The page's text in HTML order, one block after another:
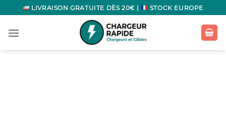
Passer
au
contenu
LIVRAISON GRATUITE DÈS 20€ | STOCK EUROPE